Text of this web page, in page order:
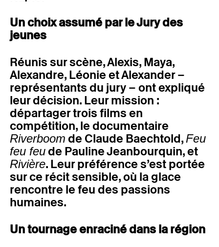
Un choix assumé par le Jury des
jeunes
Réunis sur scène, Alexis, Maya,
Alexandre, Léonie et Alexander –
représentants du jury – ont expliqué
leur décision. Leur mission :
départager trois films en
compétition, le documentaire
Riverboom de Claude Baechtold, Feu
feu feude Pauline Jeanbourquin, et
Rivière. Leur préférence s’est portée
sur ce récit sensible, où la glace
rencontre le feu des passions
humaines.
Un tournage enraciné dans la région